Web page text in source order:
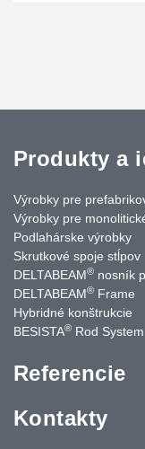
Produkty a
Výrobky pre
Výrobky pre
Podlahárske výrobky
Skrutkové spoje stĺpov
DELTABEAM® nosník
DELTABEAM® Frame
Hybridné konštrukcie
BESISTA® Rod System
Referencie
Kontakty